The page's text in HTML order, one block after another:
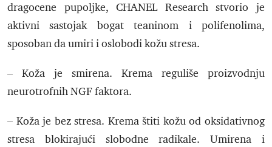
dragocene pupoljke, CHANEL Research stvorio je
aktivni sastojak bogat teaninom i polifenolima,
sposoban da umiri i oslobodi kožu stresa.
– Koža je smirena. Krema reguliše proizvodnju
neurotrofnih NGF faktora.
– Koža je bez stresa. Krema štiti kožu od oksidativnog
stresa blokirajući slobodne radikale. Umirena i